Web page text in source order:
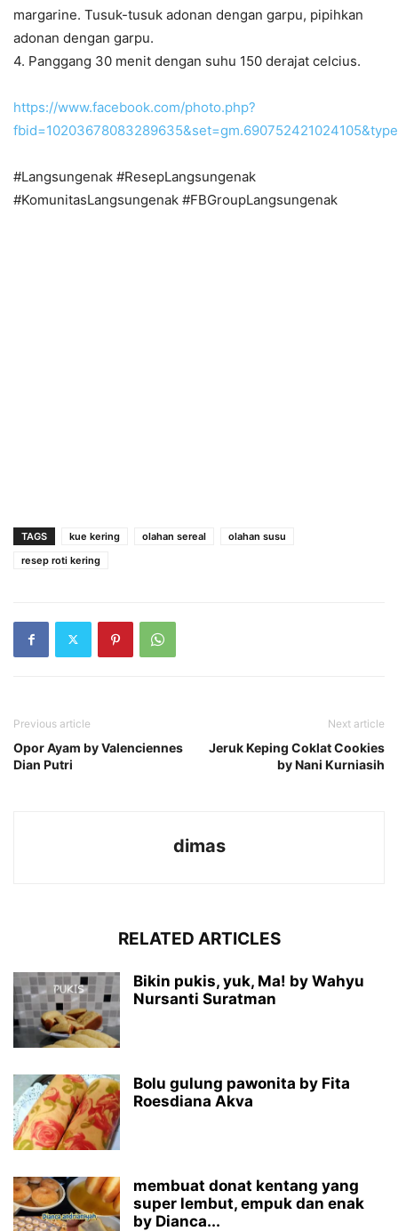
margarine. Tusuk-tusuk adonan dengan garpu, pipihkan
adonan dengan garpu.
4. Panggang 30 menit dengan suhu 150 derajat celcius.
https://www.facebook.com/photo.php?
#Langsungenak #ResepLangsungenak
#KomunitasLangsungenak #FBGroupLangsungenak
TAGS kue kering olahan sereal
olahan susu
resep roti kering
Previous article
Opor Ayam by Valenciennes
Dian Putri
Next article
Jeruk Keping Coklat Cookies
by Nani Kurniasih
dimas
RELATED ARTICLES
Bikin pukis, yuk, Ma! by Wahyu
Nursanti Suratman
Bolu gulung pawonita by Fita
Roesdiana Akva
membuat donat kentang yang
super lembut, empuk dan enak
by Dianca...